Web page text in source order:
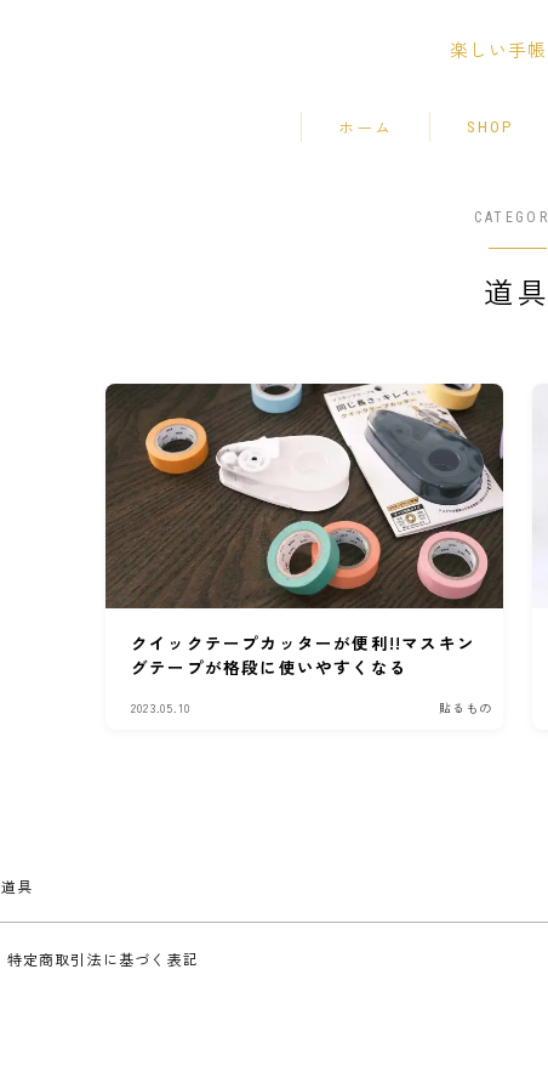
楽しい手帳
ホーム SHOP
道具
クイックテープカッターが便利!!マスキン
グテープが格段に使いやすくなる
2023.05.10 貼るもの
道具
特定商取引法に基づく表記